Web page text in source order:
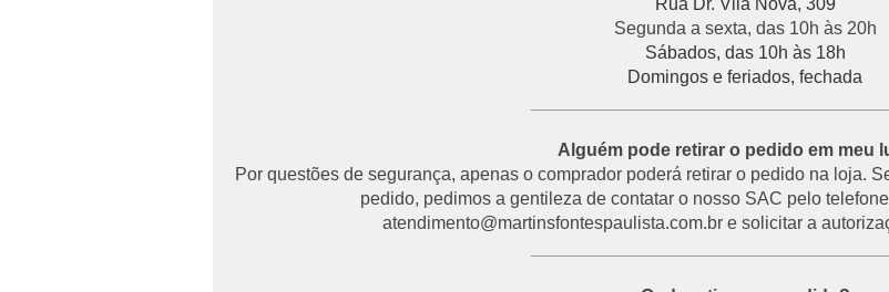
Rua Dr. Vila Nova, 309
Segunda a sexta, das 10h às 20h
Sábados, das 10h às 18h
Domingos e feriados, fechada
Alguém pode retirar o pedido em meu
Por questões de segurança, apenas o comprador poderá retirar o pedido na loja.
pedido, pedimos a gentileza de contatar o nosso SAC pelo
atendimento@martinsfontespaulista.com.br e solicitar a